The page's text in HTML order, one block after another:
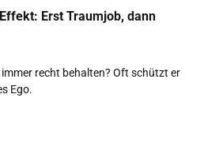
Erst Traumjob, dann